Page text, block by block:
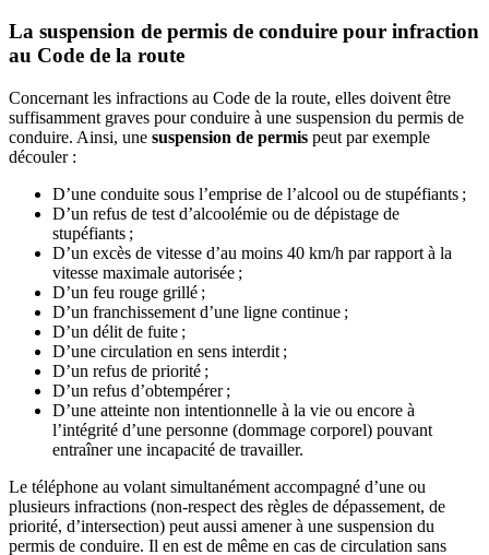
La suspension de permis de conduire pour infraction
au Code de la route
Concernant les infractions au Code de la route, elles doivent être
suffisamment graves pour conduire à une suspension du permis de
conduire. Ainsi, une suspension de permis peut par exemple
découler :
D’une conduite sous l’emprise de l’alcool ou de stupéfiants ;
D’un refus de test d’alcoolémie ou de dépistage de
stupéfiants ;
D’un excès de vitesse d’au moins 40 km/h par rapport à la
vitesse maximale autorisée ;
D’un feu rouge grillé ;
D’un franchissement d’une ligne continue ;
D’un délit de fuite ;
D’une circulation en sens interdit ;
D’un refus de priorité ;
D’un refus d’obtempérer ;
D’une atteinte non intentionnelle à la vie ou encore à
l’intégrité d’une personne (dommage corporel) pouvant
entraîner une incapacité de travailler.
Le téléphone au volant simultanément accompagné d’une ou
plusieurs infractions (non-respect des règles de dépassement, de
priorité, d’intersection) peut aussi amener à une suspension du
permis de conduire. Il en est de même en cas de circulation sans